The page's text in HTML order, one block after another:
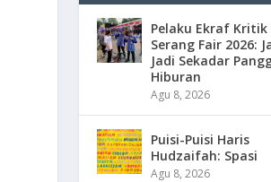
Pelaku Ekraf Kritik
Serang Fair 2026:
Jadi Sekadar
Hiburan
Agu 8, 2026
Puisi-Puisi Haris
Hudzaifah: Spasi
Agu 8, 2026